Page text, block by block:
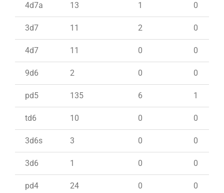
4d7a 13 1 0
3d7 11 2 0
4d7 11 0 0
9d6 2 0 0
pd5 135 6 1
td6 10 0 0
3d6s 3 0 0
3d6 1 0 0
pd4 24 0 0